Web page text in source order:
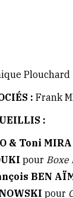
Plouchard
: Frank
:
& Toni MIRA
pour Boxe
BEN
pour